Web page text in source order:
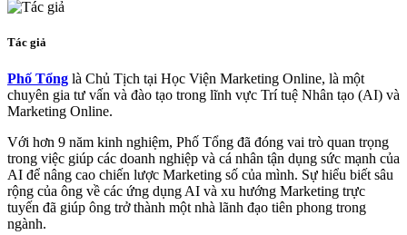
Tác giả
Phố Tổng là Chủ Tịch tại Học Viện Marketing Online, là một
chuyên gia tư vấn và đào tạo trong lĩnh vực Trí tuệ Nhân tạo (AI) và
Marketing Online.
Với hơn 9 năm kinh nghiệm, Phố Tổng đã đóng vai trò quan trọng
trong việc giúp các doanh nghiệp và cá nhân tận dụng sức mạnh của
AI để nâng cao chiến lược Marketing số của mình. Sự hiểu biết sâu
rộng của ông về các ứng dụng AI và xu hướng Marketing trực
tuyến đã giúp ông trở thành một nhà lãnh đạo tiên phong trong
ngành.